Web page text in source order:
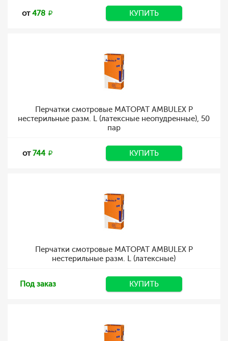
от478 КУПИТЬ
Перчатки смотровые MATOPAT AMBULEX P
нестерильные разм. L (латексные неопудренные), 50
пар
от744 КУПИТЬ
Перчатки смотровые MATOPAT AMBULEX P
нестерильные разм. L (латексные)
Под заказ КУПИТЬ